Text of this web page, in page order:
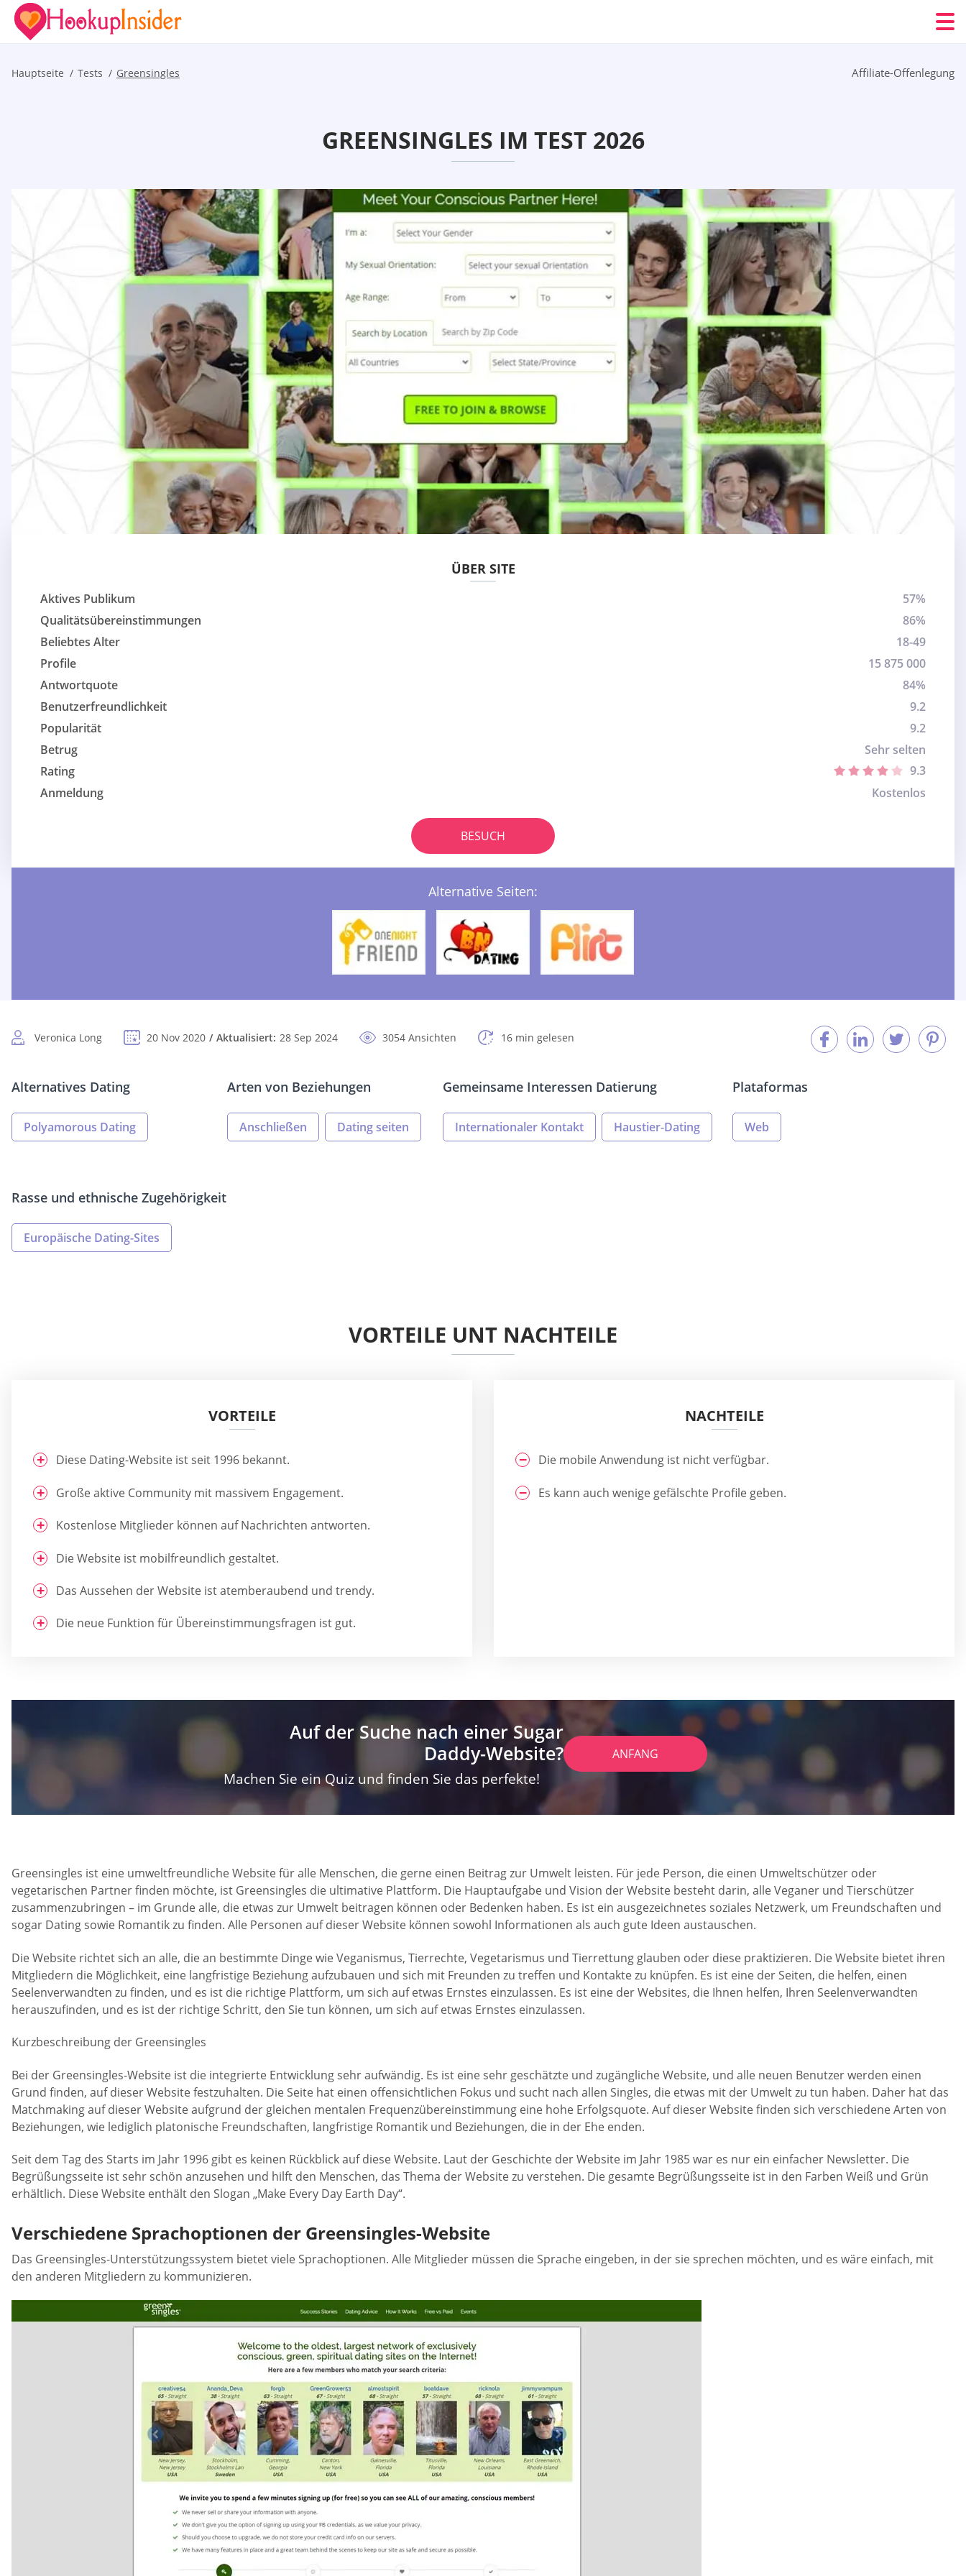
Hauptseite Tests Greensingles Affiliate-Offenlegung
GREENSINGLES IM TEST 2026
ÜBER SITE
Aktives Publikum
57%
Qualitätsübereinstimmungen
86%
Beliebtes Alter
18-49
Profile
15 875 000
Antwortquote
84%
Benutzerfreundlichkeit
9.2
Popularität
9.2
Betrug
Sehr selten
Rating
9.3
Anmeldung
Kostenlos
BESUCH
Alternative Seiten:
Veronica Long 20 Nov 2020 Aktualisiert: 28 Sep 2024 3054 Ansichten 16 min gelesen
Alternatives Dating
Polyamorous Dating
Arten von Beziehungen
Anschließen Dating seiten
Gemeinsame Interessen Datierung
Internationaler Kontakt Haustier-Dating
Plataformas
Web
Rasse und ethnische Zugehörigkeit
Europäische Dating-Sites
VORTEILE UNT NACHTEILE
VORTEILE
Diese Dating-Website ist seit 1996 bekannt.
Große aktive Community mit massivem Engagement.
Kostenlose Mitglieder können auf Nachrichten antworten.
Die Website ist mobilfreundlich gestaltet.
Das Aussehen der Website ist atemberaubend und trendy.
Die neue Funktion für Übereinstimmungsfragen ist gut.
NACHTEILE
Die mobile Anwendung ist nicht verfügbar.
Es kann auch wenige gefälschte Profile geben.
Auf der Suche nach einer Sugar
Daddy-Website?
Machen Sie ein Quiz und finden Sie das perfekte!
ANFANG
Greensingles ist eine umweltfreundliche Website für alle Menschen, die gerne einen Beitrag zur Umwelt leisten. Für jede Person, die einen Umweltschützer oder
vegetarischen Partner finden möchte, ist Greensingles die ultimative Plattform. Die Hauptaufgabe und Vision der Website besteht darin, alle Veganer und Tierschützer
zusammenzubringen – im Grunde alle, die etwas zur Umwelt beitragen können oder Bedenken haben. Es ist ein ausgezeichnetes soziales Netzwerk, um Freundschaften und
sogar Dating sowie Romantik zu finden. Alle Personen auf dieser Website können sowohl Informationen als auch gute Ideen austauschen.
Die Website richtet sich an alle, die an bestimmte Dinge wie Veganismus, Tierrechte, Vegetarismus und Tierrettung glauben oder diese praktizieren. Die Website bietet ihren
Mitgliedern die Möglichkeit, eine langfristige Beziehung aufzubauen und sich mit Freunden zu treffen und Kontakte zu knüpfen. Es ist eine der Seiten, die helfen, einen
Seelenverwandten zu finden, und es ist die richtige Plattform, um sich auf etwas Ernstes einzulassen. Es ist eine der Websites, die Ihnen helfen, Ihren Seelenverwandten
herauszufinden, und es ist der richtige Schritt, den Sie tun können, um sich auf etwas Ernstes einzulassen.
Kurzbeschreibung der Greensingles
Bei der Greensingles-Website ist die integrierte Entwicklung sehr aufwändig. Es ist eine sehr geschätzte und zugängliche Website, und alle neuen Benutzer werden einen
Grund finden, auf dieser Website festzuhalten. Die Seite hat einen offensichtlichen Fokus und sucht nach allen Singles, die etwas mit der Umwelt zu tun haben. Daher hat das
Matchmaking auf dieser Website aufgrund der gleichen mentalen Frequenzübereinstimmung eine hohe Erfolgsquote. Auf dieser Website finden sich verschiedene Arten von
Beziehungen, wie lediglich platonische Freundschaften, langfristige Romantik und Beziehungen, die in der Ehe enden.
Seit dem Tag des Starts im Jahr 1996 gibt es keinen Rückblick auf diese Website. Laut der Geschichte der Website im Jahr 1985 war es nur ein einfacher Newsletter. Die
Begrüßungsseite ist sehr schön anzusehen und hilft den Menschen, das Thema der Website zu verstehen. Die gesamte Begrüßungsseite ist in den Farben Weiß und Grün
erhältlich. Diese Website enthält den Slogan „Make Every Day Earth Day“.
Verschiedene Sprachoptionen der Greensingles-Website
Das Greensingles-Unterstützungssystem bietet viele Sprachoptionen. Alle Mitglieder müssen die Sprache eingeben, in der sie sprechen möchten, und es wäre einfach, mit
den anderen Mitgliedern zu kommunizieren.